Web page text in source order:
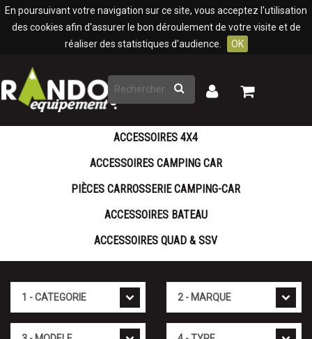
En poursuivant votre navigation sur ce site, vous acceptez l'utilisation
des cookies afin d'assurer le bon déroulement de votre visite et de
réaliser des statistiques d'audience.
OK
Rechercher
Mon
Mon
ACCESSOIRES 4X4
ACCESSOIRES CAMPING CAR
PIÈCES CARROSSERIE CAMPING-CAR
ACCESSOIRES BATEAU
ACCESSOIRES QUAD & SSV
Panneau de gestion des cookies